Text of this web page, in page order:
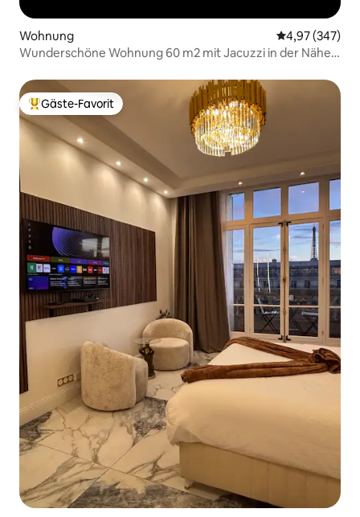
Wohnung
4,97 (347)
Wunderschöne Wohnung 60 m2 mit Jacuzzi in der Nähe
Beliebter Gäste-Favorit.
Gäste-Favorit